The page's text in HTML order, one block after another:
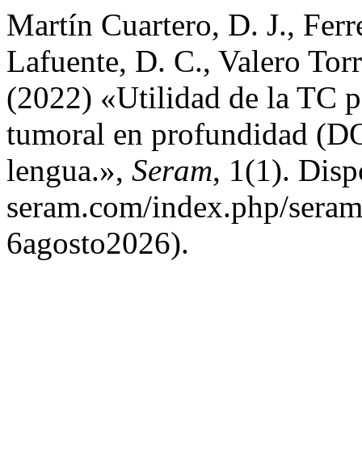
Martín Cuartero, D. J.,
Lafuente, D. C., Valero
(2022) «Utilidad de la TC
tumoral en profundidad
lengua.», Seram, 1(1).
seram.com/index.php/
6agosto2026).